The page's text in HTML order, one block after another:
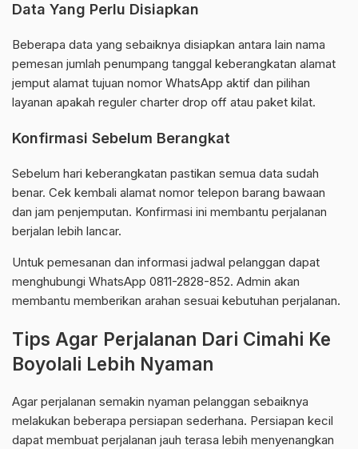
Data Yang Perlu Disiapkan
Beberapa data yang sebaiknya disiapkan antara lain nama
pemesan jumlah penumpang tanggal keberangkatan alamat
jemput alamat tujuan nomor WhatsApp aktif dan pilihan
layanan apakah reguler charter drop off atau paket kilat.
Konfirmasi Sebelum Berangkat
Sebelum hari keberangkatan pastikan semua data sudah
benar. Cek kembali alamat nomor telepon barang bawaan
dan jam penjemputan. Konfirmasi ini membantu perjalanan
berjalan lebih lancar.
Untuk pemesanan dan informasi jadwal pelanggan dapat
menghubungi WhatsApp 0811-2828-852. Admin akan
membantu memberikan arahan sesuai kebutuhan perjalanan.
Tips Agar Perjalanan Dari Cimahi Ke
Boyolali Lebih Nyaman
Agar perjalanan semakin nyaman pelanggan sebaiknya
melakukan beberapa persiapan sederhana. Persiapan kecil
dapat membuat perjalanan jauh terasa lebih menyenangkan